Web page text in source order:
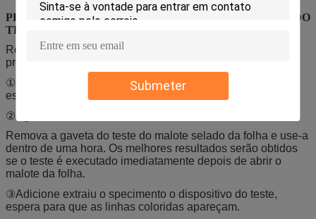
Submeter
PROCEDIMENTO DA OPERAÇÃO DO JOGO RÁPIDO DO
TESTE
Recomenda-se recolher o primeiro escarro após
profundamente tossir na manhã.
①Jogo da coleção de espécime do uso para recolher o
espécime fluido oral na solução da preservação.
②Agite delicadamente a mistura.
Remova a gaveta do teste do malote selado da folha e use-a
dentro de uma hora. Os melhores resultados serão obtidos
se o teste é executado imediatamente depois de abrir o
malote da folha.
③Adicione extraiu o specimento o dispositivo do teste,
espera para que as linhas coloridas apareçam.